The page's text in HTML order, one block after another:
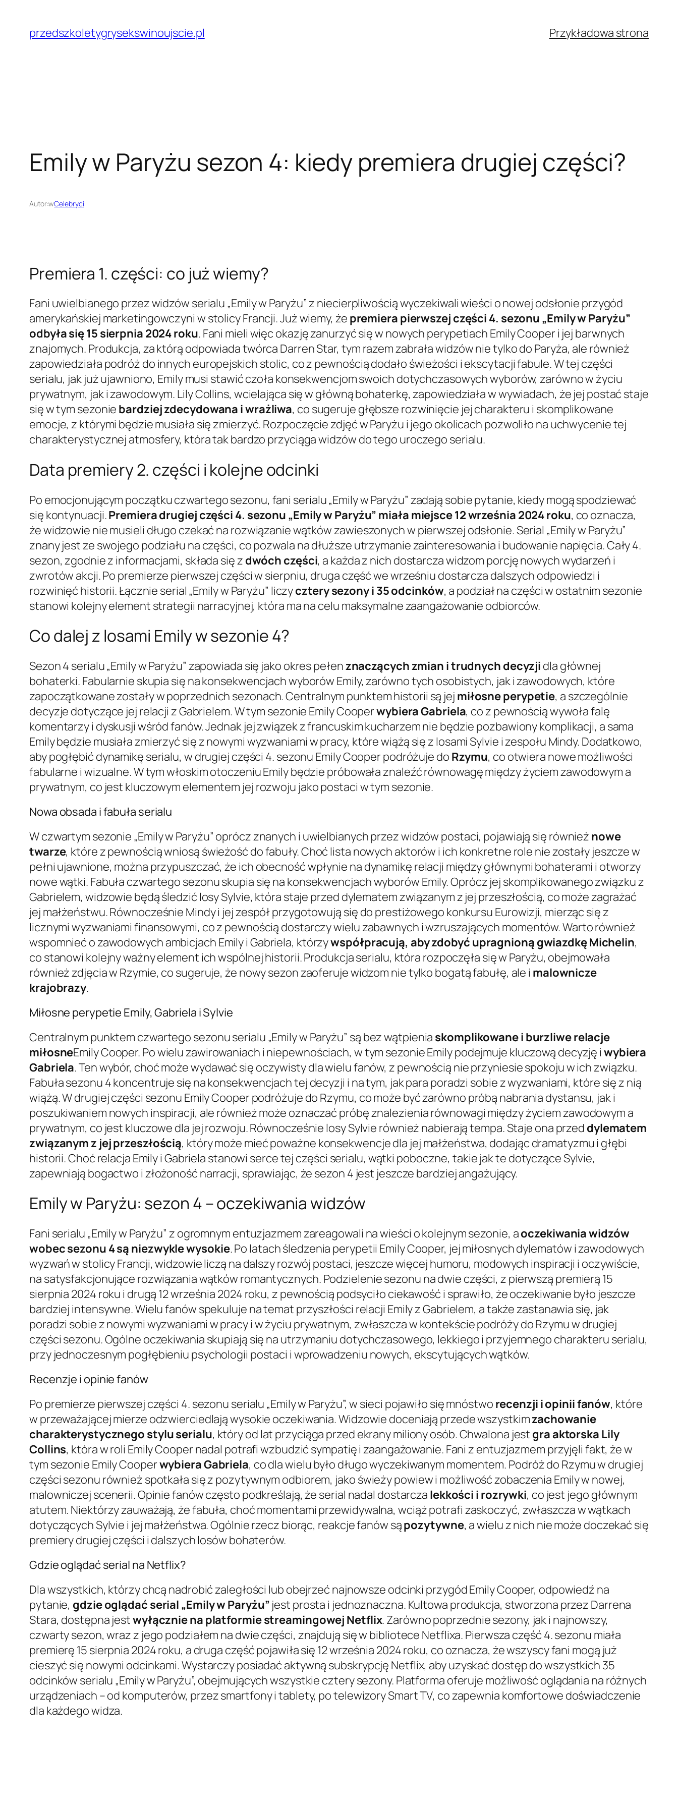
treści
przedszkoletygrysekswinoujscie.pl Przykładowa strona
Emily w Paryżu sezon 4: kiedy premiera drugiej części?
Autor:wCelebryci
Premiera 1. części: co już wiemy?
Fani uwielbianego przez widzów serialu „Emily w Paryżu” z niecierpliwością wyczekiwali wieści o nowej odsłonie przygód
amerykańskiej marketingowczyni w stolicy Francji. Już wiemy, że premiera pierwszej części 4. sezonu „Emily w Paryżu”
odbyła się 15 sierpnia 2024 roku. Fani mieli więc okazję zanurzyć się w nowych perypetiach Emily Cooper i jej barwnych
znajomych. Produkcja, za którą odpowiada twórca Darren Star, tym razem zabrała widzów nie tylko do Paryża, ale również
zapowiedziała podróż do innych europejskich stolic, co z pewnością dodało świeżości i ekscytacji fabule. W tej części
serialu, jak już ujawniono, Emily musi stawić czoła konsekwencjom swoich dotychczasowych wyborów, zarówno w życiu
prywatnym, jak i zawodowym. Lily Collins, wcielająca się w główną bohaterkę, zapowiedziała w wywiadach, że jej postać staje
się w tym sezonie bardziej zdecydowana i wrażliwa, co sugeruje głębsze rozwinięcie jej charakteru i skomplikowane
emocje, z którymi będzie musiała się zmierzyć. Rozpoczęcie zdjęć w Paryżu i jego okolicach pozwoliło na uchwycenie tej
charakterystycznej atmosfery, która tak bardzo przyciąga widzów do tego uroczego serialu.
Data premiery 2. części i kolejne odcinki
Po emocjonującym początku czwartego sezonu, fani serialu „Emily w Paryżu” zadają sobie pytanie, kiedy mogą spodziewać
się kontynuacji.Premiera drugiej części 4. sezonu „Emily w Paryżu” miała miejsce 12 września 2024 roku, co oznacza,
że widzowie nie musieli długo czekać na rozwiązanie wątków zawieszonych w pierwszej odsłonie. Serial „Emily w Paryżu”
znany jest ze swojego podziału na części, co pozwala na dłuższe utrzymanie zainteresowania i budowanie napięcia. Cały 4.
sezon, zgodnie z informacjami, składa się z dwóch części, a każda z nich dostarcza widzom porcję nowych wydarzeń i
zwrotów akcji. Po premierze pierwszej części w sierpniu, druga część we wrześniu dostarcza dalszych odpowiedzi i
rozwinięć historii. Łącznie serial „Emily w Paryżu” liczycztery sezony i 35 odcinków, a podział na części w ostatnim sezonie
stanowi kolejny element strategii narracyjnej, która ma na celu maksymalne zaangażowanie odbiorców.
Co dalej z losami Emily w sezonie 4?
Sezon 4 serialu „Emily w Paryżu” zapowiada się jako okres pełenznaczących zmian i trudnych decyzji dla głównej
bohaterki. Fabularnie skupia się na konsekwencjach wyborów Emily, zarówno tych osobistych, jak i zawodowych, które
zapoczątkowane zostały w poprzednich sezonach. Centralnym punktem historii są jej miłosne perypetie, a szczególnie
decyzje dotyczące jej relacji z Gabrielem. W tym sezonie Emily Cooperwybiera Gabriela, co z pewnością wywoła falę
komentarzy i dyskusji wśród fanów. Jednak jej związek z francuskim kucharzem nie będzie pozbawiony komplikacji, a sama
Emily będzie musiała zmierzyć się z nowymi wyzwaniami w pracy, które wiążą się z losami Sylvie i zespołu Mindy. Dodatkowo,
aby pogłębić dynamikę serialu, w drugiej części 4. sezonu Emily Cooper podróżuje do Rzymu, co otwiera nowe możliwości
fabularne i wizualne. W tym włoskim otoczeniu Emily będzie próbowała znaleźć równowagę między życiem zawodowym a
prywatnym, co jest kluczowym elementem jej rozwoju jako postaci w tym sezonie.
Nowa obsada i fabuła serialu
W czwartym sezonie „Emily w Paryżu” oprócz znanych i uwielbianych przez widzów postaci, pojawiają się również nowe
twarze, które z pewnością wniosą świeżość do fabuły. Choć lista nowych aktorów i ich konkretne role nie zostały jeszcze w
pełni ujawnione, można przypuszczać, że ich obecność wpłynie na dynamikę relacji między głównymi bohaterami i otworzy
nowe wątki. Fabuła czwartego sezonu skupia się na konsekwencjach wyborów Emily. Oprócz jej skomplikowanego związku z
Gabrielem, widzowie będą śledzić losy Sylvie, która staje przed dylematem związanym z jej przeszłością, co może zagrażać
jej małżeństwu. Równocześnie Mindy i jej zespół przygotowują się do prestiżowego konkursu Eurowizji, mierząc się z
licznymi wyzwaniami finansowymi, co z pewnością dostarczy wielu zabawnych i wzruszających momentów. Warto również
wspomnieć o zawodowych ambicjach Emily i Gabriela, którzywspółpracują, aby zdobyć upragnioną gwiazdkę Michelin,
co stanowi kolejny ważny element ich wspólnej historii. Produkcja serialu, która rozpoczęła się w Paryżu, obejmowała
również zdjęcia w Rzymie, co sugeruje, że nowy sezon zaoferuje widzom nie tylko bogatą fabułę, ale i malownicze
krajobrazy.
Miłosne perypetie Emily, Gabriela i Sylvie
Centralnym punktem czwartego sezonu serialu „Emily w Paryżu” są bez wątpienia skomplikowane i burzliwe relacje
miłosneEmily Cooper. Po wielu zawirowaniach i niepewnościach, w tym sezonie Emily podejmuje kluczową decyzję i wybiera
Gabriela. Ten wybór, choć może wydawać się oczywisty dla wielu fanów, z pewnością nie przyniesie spokoju w ich związku.
Fabuła sezonu 4 koncentruje się na konsekwencjach tej decyzji i na tym, jak para poradzi sobie z wyzwaniami, które się z nią
wiążą. W drugiej części sezonu Emily Cooper podróżuje do Rzymu, co może być zarówno próbą nabrania dystansu, jak i
poszukiwaniem nowych inspiracji, ale również może oznaczać próbę znalezienia równowagi między życiem zawodowym a
prywatnym, co jest kluczowe dla jej rozwoju. Równocześnie losy Sylvie również nabierają tempa. Staje ona przed dylematem
związanym z jej przeszłością, który może mieć poważne konsekwencje dla jej małżeństwa, dodając dramatyzmu i głębi
historii. Choć relacja Emily i Gabriela stanowi serce tej części serialu, wątki poboczne, takie jak te dotyczące Sylvie,
zapewniają bogactwo i złożoność narracji, sprawiając, że sezon 4 jest jeszcze bardziej angażujący.
Emily w Paryżu: sezon 4 – oczekiwania widzów
Fani serialu „Emily w Paryżu” z ogromnym entuzjazmem zareagowali na wieści o kolejnym sezonie, aoczekiwania widzów
wobec sezonu 4 są niezwykle wysokie. Po latach śledzenia perypetii Emily Cooper, jej miłosnych dylematów i zawodowych
wyzwań w stolicy Francji, widzowie liczą na dalszy rozwój postaci, jeszcze więcej humoru, modowych inspiracji i oczywiście,
na satysfakcjonujące rozwiązania wątków romantycznych. Podzielenie sezonu na dwie części, z pierwszą premierą 15
sierpnia 2024 roku i drugą 12 września 2024 roku, z pewnością podsyciło ciekawość i sprawiło, że oczekiwanie było jeszcze
bardziej intensywne. Wielu fanów spekuluje na temat przyszłości relacji Emily z Gabrielem, a także zastanawia się, jak
poradzi sobie z nowymi wyzwaniami w pracy i w życiu prywatnym, zwłaszcza w kontekście podróży do Rzymu w drugiej
części sezonu. Ogólne oczekiwania skupiają się na utrzymaniu dotychczasowego, lekkiego i przyjemnego charakteru serialu,
przy jednoczesnym pogłębieniu psychologii postaci i wprowadzeniu nowych, ekscytujących wątków.
Recenzje i opinie fanów
Po premierze pierwszej części 4. sezonu serialu „Emily w Paryżu”, w sieci pojawiło się mnóstwo recenzji i opinii fanów, które
w przeważającej mierze odzwierciedlają wysokie oczekiwania. Widzowie doceniają przede wszystkimzachowanie
charakterystycznego stylu serialu, który od lat przyciąga przed ekrany miliony osób. Chwalona jest gra aktorska Lily
Collins, która w roli Emily Cooper nadal potrafi wzbudzić sympatię i zaangażowanie. Fani z entuzjazmem przyjęli fakt, że w
tym sezonie Emily Cooperwybiera Gabriela, co dla wielu było długo wyczekiwanym momentem. Podróż do Rzymu w drugiej
części sezonu również spotkała się z pozytywnym odbiorem, jako świeży powiew i możliwość zobaczenia Emily w nowej,
malowniczej scenerii. Opinie fanów często podkreślają, że serial nadal dostarcza lekkości i rozrywki, co jest jego głównym
atutem. Niektórzy zauważają, że fabuła, choć momentami przewidywalna, wciąż potrafi zaskoczyć, zwłaszcza w wątkach
dotyczących Sylvie i jej małżeństwa. Ogólnie rzecz biorąc, reakcje fanów sąpozytywne, a wielu z nich nie może doczekać się
premiery drugiej części i dalszych losów bohaterów.
Gdzie oglądać serial na Netflix?
Dla wszystkich, którzy chcą nadrobić zaległości lub obejrzeć najnowsze odcinki przygód Emily Cooper, odpowiedź na
pytanie, gdzie oglądać serial „Emily w Paryżu” jest prosta i jednoznaczna. Kultowa produkcja, stworzona przez Darrena
Stara, dostępna jestwyłącznie na platformie streamingowej Netflix. Zarówno poprzednie sezony, jak i najnowszy,
czwarty sezon, wraz z jego podziałem na dwie części, znajdują się w bibliotece Netflixa. Pierwsza część 4. sezonu miała
premierę 15 sierpnia 2024 roku, a druga część pojawiła się 12 września 2024 roku, co oznacza, że wszyscy fani mogą już
cieszyć się nowymi odcinkami. Wystarczy posiadać aktywną subskrypcję Netflix, aby uzyskać dostęp do wszystkich 35
odcinków serialu „Emily w Paryżu”, obejmujących wszystkie cztery sezony. Platforma oferuje możliwość oglądania na różnych
urządzeniach – od komputerów, przez smartfony i tablety, po telewizory Smart TV, co zapewnia komfortowe doświadczenie
dla każdego widza.